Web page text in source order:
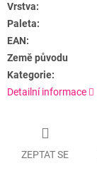
Vrstva:
Paleta:
EAN:
Země původu
Kategorie:
Detailní informace
ZEPTAT SE